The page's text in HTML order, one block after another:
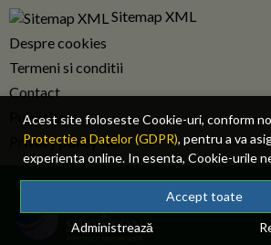
Acest site foloseste Cookie-uri, conform
Protectie a Datelor (GDPR), pentru a va
experienta online. In esenta, Cookie-urile
imbunatatim continutul de pe site,
experienta online personalizata si mult mai
folosite doar de site-ul nostru si partenerii
AICIpentru detalii despre politica de
Accept toate
Administrează
Sitemap XML
Despre cookies
Termeni si conditii
Contact
Publicitate
Privacy policy RO
© 2026 Fiscalitatea.ro. Toate drepturile